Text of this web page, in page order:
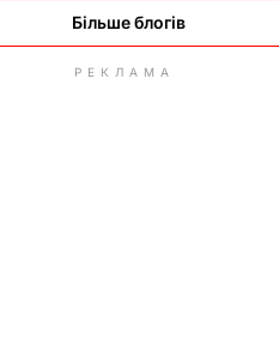
Більше блогів
РЕКЛАМА